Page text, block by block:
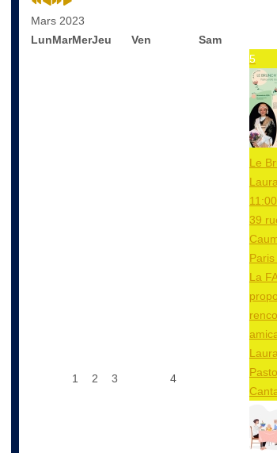
Mars 2023
LunMarMerJeu Ven Sam
1 2 3 4
5
Le
11:00
39
La